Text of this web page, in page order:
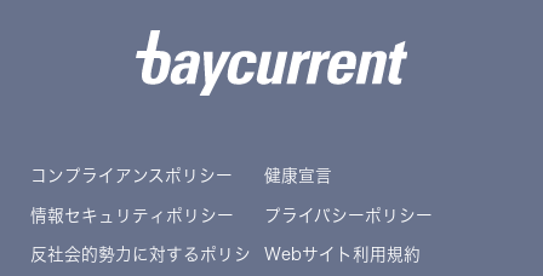
コンプライアンスポリシー 健康宣言
情報セキュリティポリシー プライバシーポリシー
反社会的勢力に対するポリシ
Webサイト利用規約